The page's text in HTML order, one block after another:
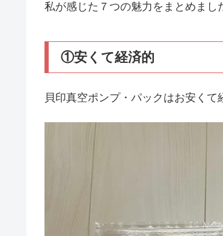
私が感じた７つの魅力をまとめまし
①安くて経済的
貝印真空ポンプ・パックはお安くて